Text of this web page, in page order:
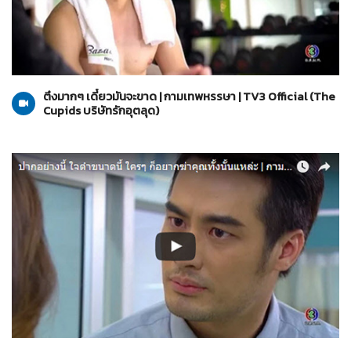
13-03-2560
The Cupids บริษัทรักอุตลุด
ตึงมากๆ เดี๋ยวมันจะขาด | กามเทพหรรษา | TV3 Official (The
Cupids บริษัทรักอุตลุด)
10-03-2560
The Cupids บริษัทรักอุตลุด